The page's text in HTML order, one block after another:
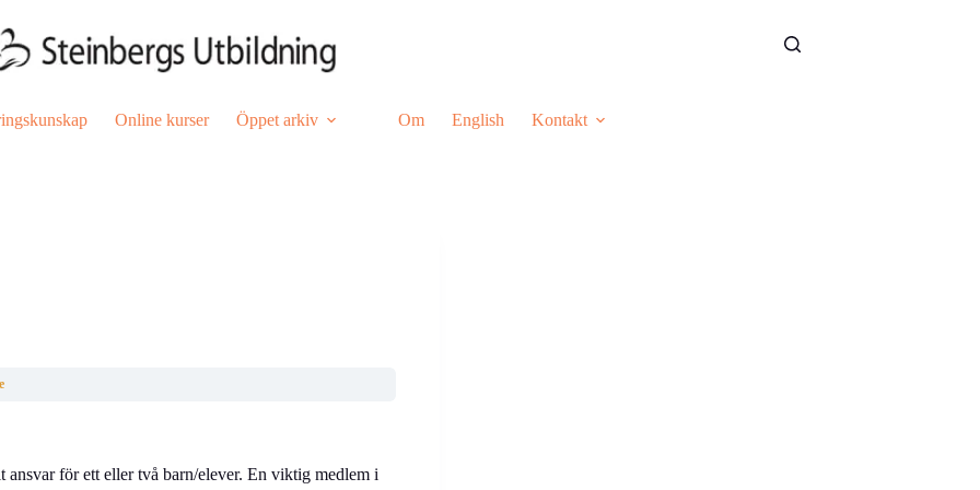
Online kurser Öppet arkiv Om English Kontakt
ansvar för ett eller två barn/elever. En viktig medlem i